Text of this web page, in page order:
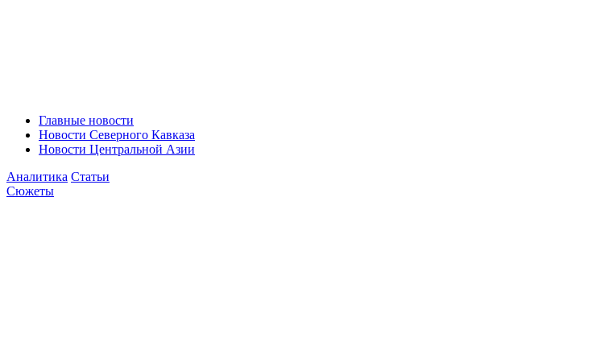
Главные новости
Новости Северного Кавказа
Новости Центральной Азии
Аналитика Статьи
Сюжеты